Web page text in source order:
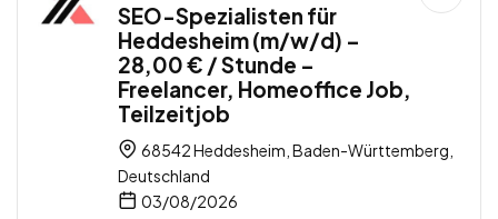
SEO-Spezialisten für
Heddesheim (m/w/d) –
28,00 € / Stunde –
Freelancer, Homeoffice Job,
Teilzeitjob
68542 Heddesheim, Baden-Württemberg,
Deutschland
03/08/2026